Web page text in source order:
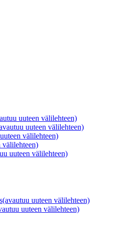
uuteen välilehteen)
uuteen välilehteen)
välilehteen)
välilehteen)
uuteen välilehteen)
(avautuu uuteen välilehteen)
uuteen välilehteen)